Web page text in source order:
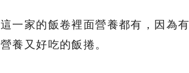
這一家的飯卷裡面營養都有，因為
營養又好吃的飯捲。